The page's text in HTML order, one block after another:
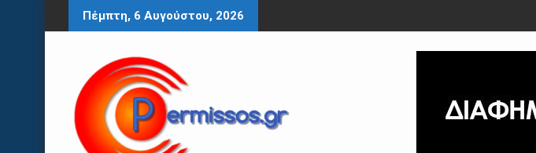
Περάστε
στο
Πέμπτη, 6 Αυγούστου, 2026